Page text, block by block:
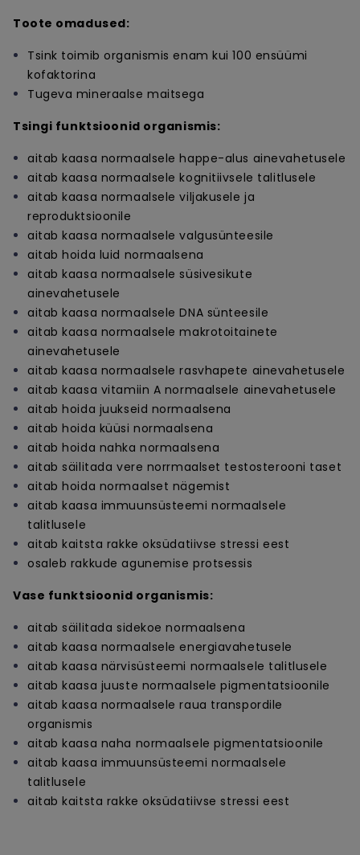
Toote omadused:
Tsink toimib organismis enam kui 100 ensüümi
kofaktorina
Tugeva mineraalse maitsega
Tsingi funktsioonid organismis:
aitab kaasa normaalsele happe-alus ainevahetusele
aitab kaasa normaalsele kognitiivsele talitlusele
aitab kaasa normaalsele viljakusele ja
reproduktsioonile
aitab kaasa normaalsele valgusünteesile
aitab hoida luid normaalsena
aitab kaasa normaalsele süsivesikute
ainevahetusele
aitab kaasa normaalsele DNA sünteesile
aitab kaasa normaalsele makrotoitainete
ainevahetusele
aitab kaasa normaalsele rasvhapete ainevahetusele
aitab kaasa vitamiin A normaalsele ainevahetusele
aitab hoida juukseid normaalsena
aitab hoida küüsi normaalsena
aitab hoida nahka normaalsena
aitab säilitada vere norrmaalset testosterooni taset
aitab hoida normaalset nägemist
aitab kaasa immuunsüsteemi normaalsele
talitlusele
aitab kaitsta rakke oksüdatiivse stressi eest
osaleb rakkude agunemise protsessis
Vase funktsioonid organismis:
aitab säilitada sidekoe normaalsena
aitab kaasa normaalsele energiavahetusele
aitab kaasa närvisüsteemi normaalsele talitlusele
aitab kaasa juuste normaalsele pigmentatsioonile
aitab kaasa normaalsele raua transpordile
organismis
aitab kaasa naha normaalsele pigmentatsioonile
aitab kaasa immuunsüsteemi normaalsele
talitlusele
aitab kaitsta rakke oksüdatiivse stressi eest